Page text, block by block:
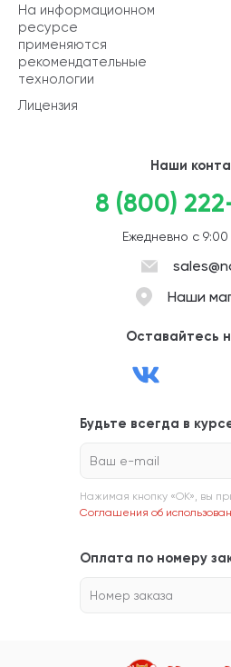
На информационном
ресурсе
применяются
рекомендательные
технологии
Лицензия
Наши
8 (800)
Ежедневно с
Наши
Оставайтесь
Будьте всегда в
Ваш e-mail
Нажимая кнопку «ОК», вы
Соглашения об
Оплата по номеру
Номер заказа